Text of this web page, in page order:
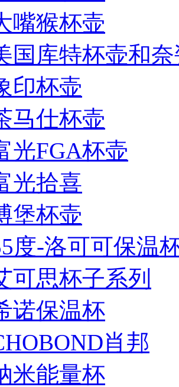
嘴猴杯壶
国库特杯壶和
印杯壶
马仕杯壶
光FGA杯壶
光拾喜
堡杯壶
度-洛可可保温
可思杯子系列
诺保温杯
肖邦
米能量杯